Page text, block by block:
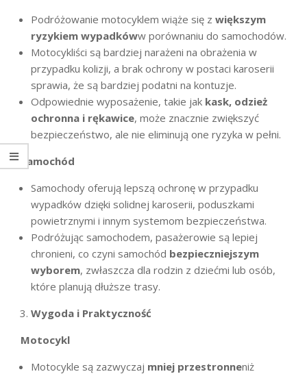
Podróżowanie motocyklem wiąże się z większym
ryzykiem wypadkóww porównaniu do samochodów.
Motocykliści są bardziej narażeni na obrażenia w
przypadku kolizji, a brak ochrony w postaci karoserii
sprawia, że są bardziej podatni na kontuzje.
Odpowiednie wyposażenie, takie jak kask, odzież
ochronna i rękawice, może znacznie zwiększyć
bezpieczeństwo, ale nie eliminują one ryzyka w pełni.
Samochód
Samochody oferują lepszą ochronę w przypadku
wypadków dzięki solidnej karoserii, poduszkami
powietrznymi i innym systemom bezpieczeństwa.
Podróżując samochodem, pasażerowie są lepiej
chronieni, co czyni samochód bezpieczniejszym
wyborem, zwłaszcza dla rodzin z dziećmi lub osób,
które planują dłuższe trasy.
Wygoda i Praktyczność
Motocykl
Motocykle są zazwyczaj mniej przestronneniż